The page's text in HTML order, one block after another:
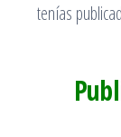
tenías